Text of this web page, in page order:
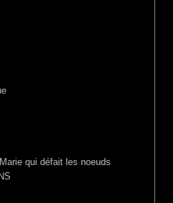
qui défait les noeuds